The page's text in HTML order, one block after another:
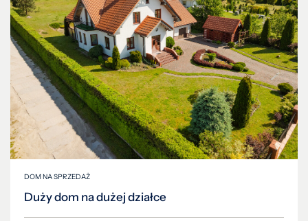
DOM NA SPRZEDAŻ
Duży dom na dużej działce